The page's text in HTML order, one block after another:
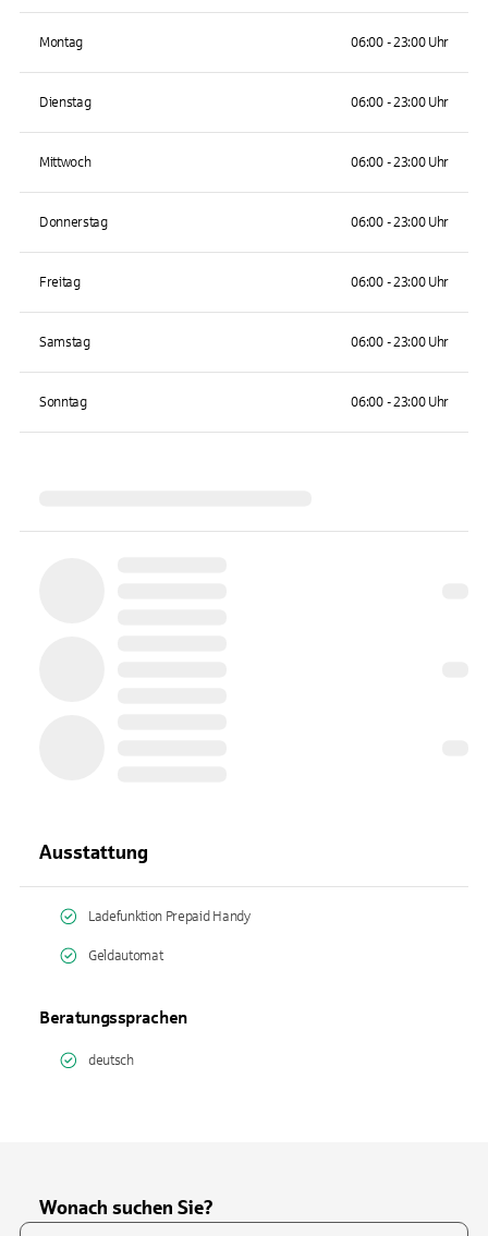
Montag 06:00 - 23:00 Uhr
Dienstag 06:00 - 23:00 Uhr
Mittwoch 06:00 - 23:00 Uhr
Donnerstag 06:00 - 23:00 Uhr
Freitag 06:00 - 23:00 Uhr
Samstag 06:00 - 23:00 Uhr
Sonntag 06:00 - 23:00 Uhr
Ausstattung
Ladefunktion Prepaid Handy
Geldautomat
Beratungssprachen
deutsch
Wonach suchen Sie?